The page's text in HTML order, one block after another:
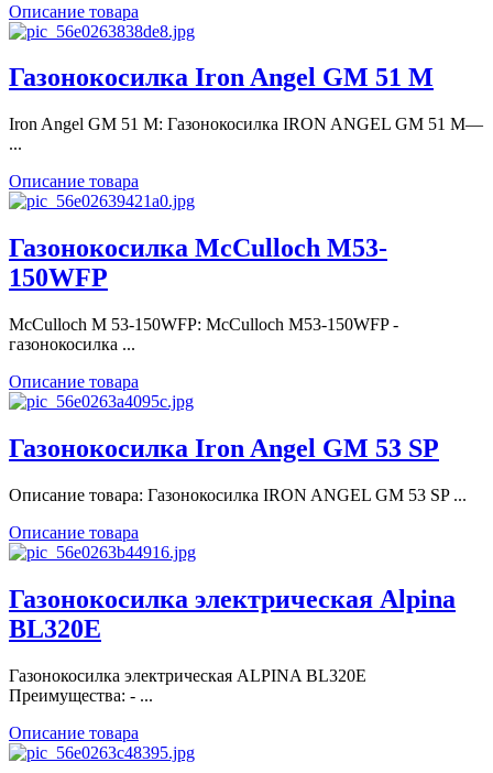
Описание товара
Газонокосилка Iron Angel GM 51 M
Iron Angel GM 51 M: Газонокосилка IRON ANGEL GM 51 M―
...
Описание товара
Газонокосилка McCulloch M53-
150WFP
McCulloch M 53-150WFP: McCulloch M53-150WFP -
газонокосилка ...
Описание товара
Газонокосилка Iron Angel GM 53 SP
Описание товара: Газонокосилка IRON ANGEL GM 53 SP ...
Описание товара
Газонокосилка электрическая Alpina
BL320E
Газонокосилка электрическая ALPINA BL320E
Преимущества: - ...
Описание товара